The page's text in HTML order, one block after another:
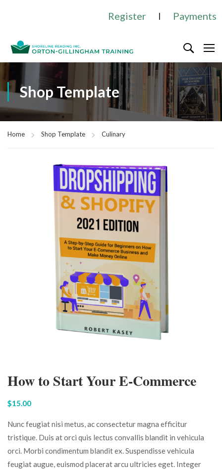
Register I Payments
Shop Template
Home Shop Template Culinary
How to Start Your E-Commerce
$15.00
Nunc feugiat nisi metus, ac consectetur magna efficitur
tristique. Duis at orci quis lectus convallis blandit in vehicula
orci. Morbi condimentum blandit ex. Suspendisse vehicula
feugiat augue, euismod placerat arcu ultricies eget. Integer